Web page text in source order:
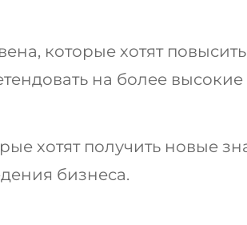
которые хотят
на более
хотят получить новые
бизнеса.